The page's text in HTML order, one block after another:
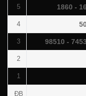
5 1860 -
4
3 98510 -
2
1
ĐB